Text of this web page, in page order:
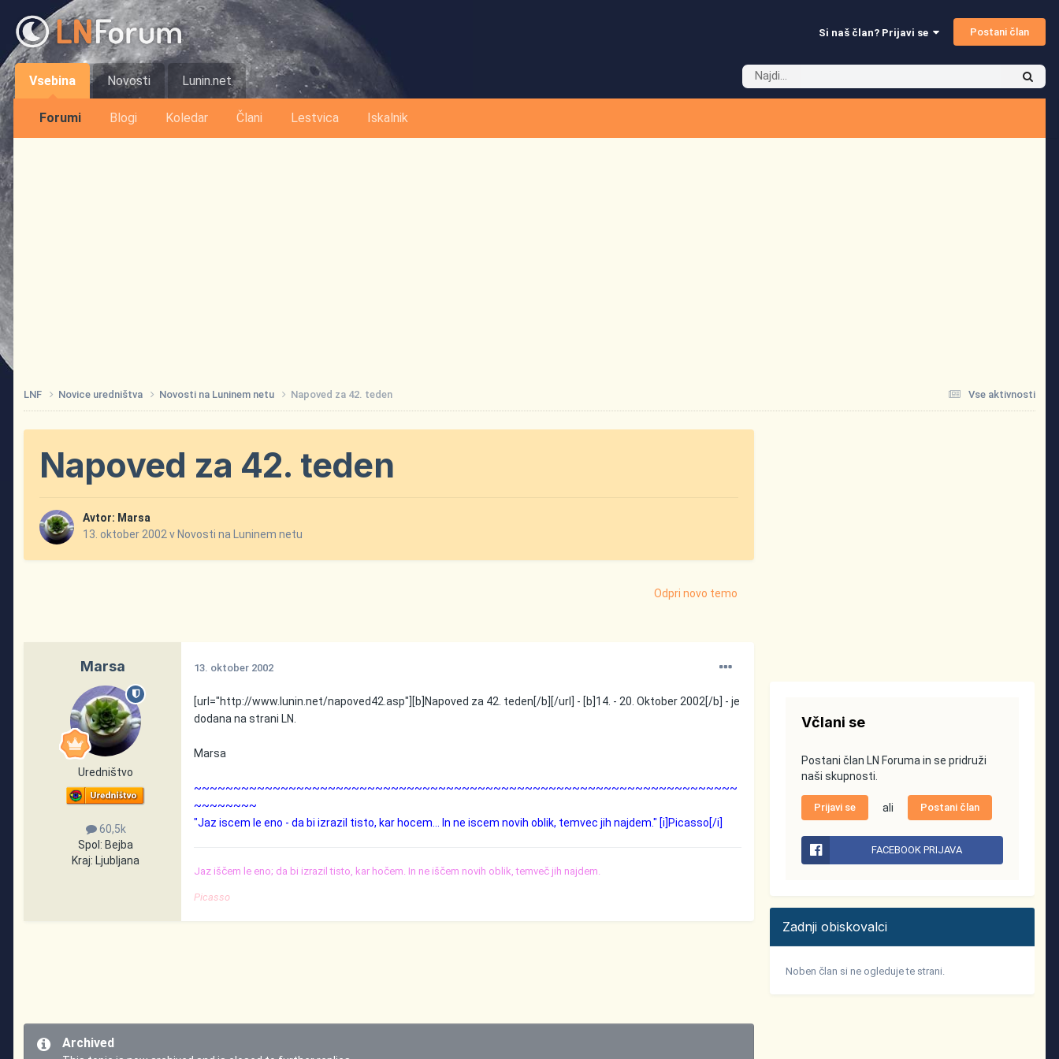
Si naš član? Prijavi se Postani član
Vsebina
Forumi Blogi Koledar Člani Lestvica Iskalnik
Novosti Lunin.net
Vse aktivnosti
LNF Novice uredništva Novosti na Luninem netu Napoved za 42. teden
Napoved za 42. teden
Avtor: Marsa
13. oktober 2002 v Novosti na Luninem netu
Odpri novo temo
Marsa
Uredništvo
60,5k
Spol: Bejba
Kraj: Ljubljana
13. oktober 2002
[url="http://www.lunin.net/napoved42.asp"][b]Napoved za 42. teden[/b][/url] - [b]14. - 20. Oktober 2002[/b] - je
dodana na strani LN.
Marsa
~~~~~~~~~~~~~~~~~~~~~~~~~~~~~~~~~~~~~~~~~~~~~~~~~~~~~~~~~~~~~~~~~~~~~
~~~~~~~~
"Jaz iscem le eno - da bi izrazil tisto, kar hocem... In ne iscem novih oblik, temvec jih najdem." [i]Picasso[/i]
Jaz iščem le eno; da bi izrazil tisto, kar hočem. In ne iščem novih oblik, temveč jih najdem.
Picasso
Archived
Včlani se
Postani član LN Foruma in se pridruži
naši skupnosti.
Prijavi se ali Postani član
FACEBOOK PRIJAVA
Zadnji obiskovalci
Noben član si ne ogleduje te strani.